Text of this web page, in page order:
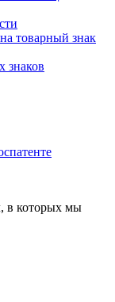
товарный знак
знаков
в которых мы